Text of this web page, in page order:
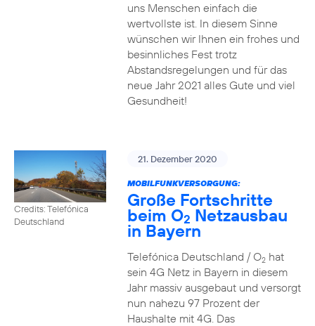
uns Menschen einfach die
wertvollste ist. In diesem Sinne
wünschen wir Ihnen ein frohes und
besinnliches Fest trotz
Abstandsregelungen und für das
neue Jahr 2021 alles Gute und viel
Gesundheit!
Credits: Telefónica
Deutschland
21. Dezember 2020
MOBILFUNKVERSORGUNG:
Große Fortschritte
beim O2 Netzausbau
in Bayern
Telefónica Deutschland / O2hat
sein 4G Netz in Bayern in diesem
Jahr massiv ausgebaut und versorgt
nun nahezu 97 Prozent der
Haushalte mit 4G. Das